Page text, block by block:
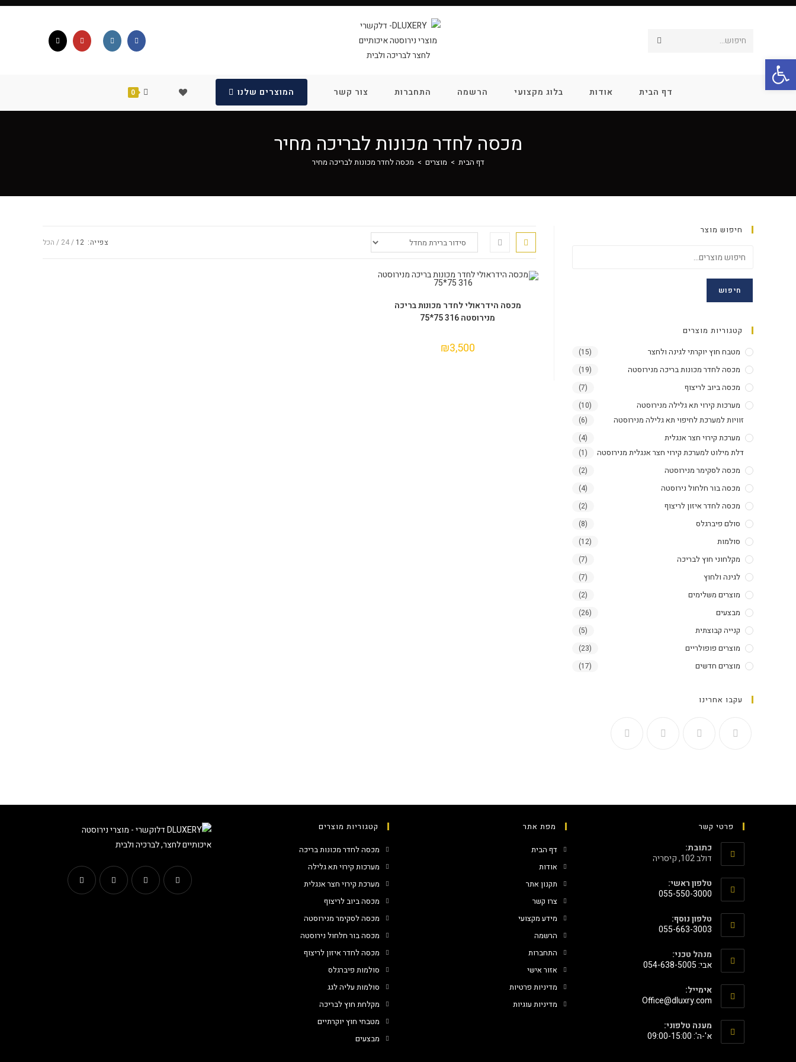
חיפוש...
דף הבית אודות בלוג מקצועי הרשמה התחברות צור קשר המוצרים שלנו 0
מכסה לחדר מכונות לבריכה מחיר
דף הבית > מוצרים > מכסה לחדר מכונות לבריכה מחיר
צפייה: 12
24 הכל
הוספה לסל
מכסה הידראולי לחדר מכונות בריכה
מנירוסטה 316 75*75
₪3,500
חיפוש מוצר
חיפוש
קטגוריות מוצרים
מטבח חוץ יוקרתי לגינה ולחצר
(15)
מכסה לחדר מכונות בריכה מנירוסטה (19)
מכסה ביוב לריצוף (7)
מערכות קירוי תא גלילה מנירוסטה (10)
זוויות למערכת לחיפוי תא גלילה מנירוסטה (6)
מערכת קירוי חצר אנגלית (4)
דלת מילוט למערכת קירוי חצר אנגלית מנירוסטה (1)
מכסה לסקימר מנירוסטה (2)
מכסה בור חלחול נירוסטה (4)
מכסה לחדר איזון לריצוף (2)
סולם פיברגלס (8)
סולמות​ (12)
מקלחוני חוץ לבריכה (7)
לגינה ולחוץ (7)
מוצרים משלימים (2)
מבצעים (26)
קנייה קבוצתית (5)
מוצרים פופולריים (23)
מוצרים חדשים (17)
עקבו אחרינו
פרטי קשר
כתובת:
דולב 102, קיסריה
טלפון ראשי:
055-550-3000
טלפון נוסף:
055-663-3003
מנהל טכני:
אבי: 054-638-5005
אימייל:
‫Office@dluxry.com‬
מענה טלפוני:
א'-ה': 09:00-15:00
מפת אתר
דף הבית
אודות
תקנון אתר
צרו קשר
מידע מקצועי
הרשמה
התחברות
אזור אישי
מדיניות פרטיות
מדיניות עוגיות
קטגוריות מוצרים
מכסה לחדר מכונות בריכה
מערכות קירוי תא גלילה
מערכת קירוי חצר אנגלית
מכסה ביוב לריצוף
מכסה לסקימר מנירוסטה
מכסה בור חלחול נירוסטה
מכסה לחדר איזון לריצוף
סולמות פיברגלס
סולמות עליה לגג
מקלחת חוץ לבריכה
מטבחי חוץ יוקרתיים
מבצעים
פתח סרגל נגישות